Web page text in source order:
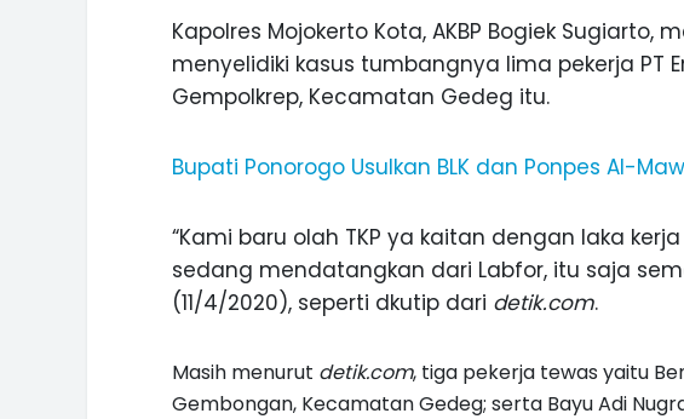
Kapolres Mojokerto Kota, AKBP Bogiek Sugiarto,
menyelidiki kasus tumbangnya lima pekerja PT
Gempolkrep, Kecamatan Gedeg itu.
Bupati Ponorogo Usulkan BLK dan Ponpes Al-
“Kami baru olah TKP ya kaitan dengan laka
sedang mendatangkan dari Labfor, itu saja
(11/4/2020), seperti dkutip dari detik.com.
Masih menurut detik.com, tiga pekerja tewas yaitu
Gembongan, Kecamatan Gedeg; serta Bayu Adi